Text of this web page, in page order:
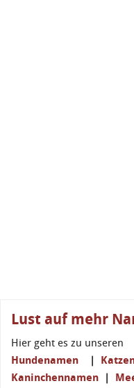
Lust auf mehr
Hier geht es zu unseren
Hundenamen |
Kaninchennamen |